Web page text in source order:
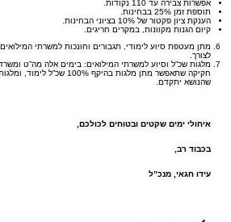
אפשרות צבירה עד 110 נקודות.
תוספת זמן 25% בבחינות.
הענקת ציון פקטור של 10% בציוני הבחינות.
קיום הגנות מקוונות, במקרים חריגים.
מתן מעטפת סיוע לימודי, תגבורים וחונכות למשרתי
לצורך.
מלגות שכ”ל וסיוע למשרתי המילואים: בימים אלה מה”ט
חקיקה שתאפשר מתן מלגות בהיקף
שהנושא יתקדם.
איחולי ימים שקטים ובטוחים לכולכם
בכבוד רב,
עידו חגאי, מנכ”ל